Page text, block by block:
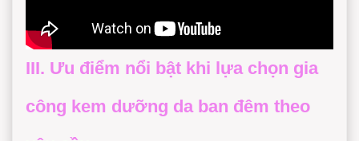
III. Ưu điểm nổi bật khi lựa chọn gia
công kem dưỡng da ban đêm theo